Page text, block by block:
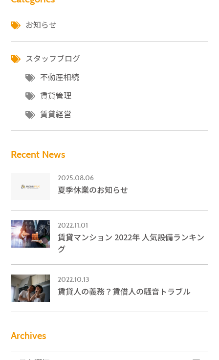
お知らせ
スタッフブログ
不動産相続
賃貸管理
賃貸経営
Recent News
2025.08.06
夏季休業のお知らせ
2022.11.01
賃貸マンション 2022年 人気設備ランキン
グ
2022.10.13
賃貸人の義務？賃借人の騒音トラブル
Archives